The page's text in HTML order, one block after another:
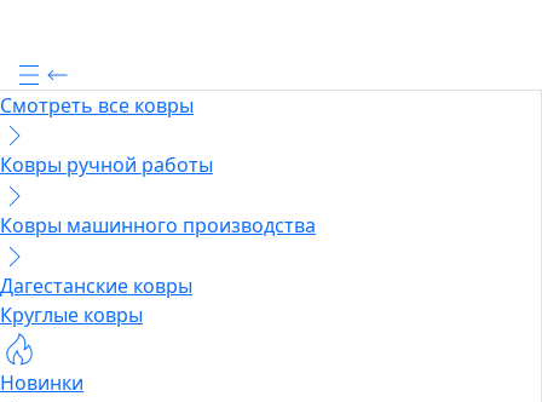
Смотреть все ковры
Ковры ручной работы
Ковры машинного производства
Дагестанские ковры
Круглые ковры
Новинки